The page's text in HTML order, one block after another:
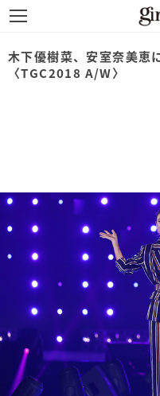
木下優樹菜、安室奈美恵
〈TGC2018 A/W〉